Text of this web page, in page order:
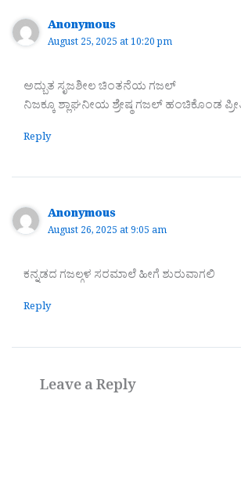
Anonymous
August 25, 2025 at 10:20 pm
ಅದ್ಬುತ ಸೃಜಶೀಲ ಚಿಂತನೆಯ ಗಜಲ್
ನಿಜಕ್ಕೂ ಶ್ಲಾಘನೀಯ ಶ್ರೇಷ್ಠ ಗಜಲ್ ಹಂಚಿಕೊಂಡ
Reply
Anonymous
August 26, 2025 at 9:05 am
ಕನ್ನಡದ ಗಜಲ್ಗಳ ಸರಮಾಲೆ ಹೀಗೆ ಶುರುವಾಗಲಿ
Reply
Leave a Reply